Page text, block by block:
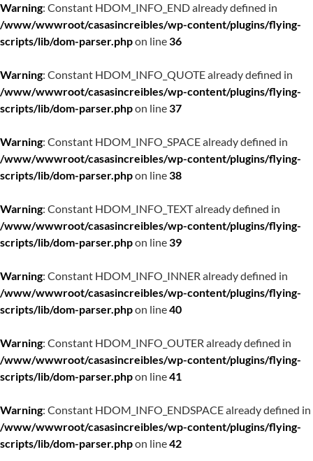
Warning: Constant HDOM_INFO_END already defined in
/www/wwwroot/casasincreibles/wp-content/plugins/flying-
scripts/lib/dom-parser.phpon line36
Warning: Constant HDOM_INFO_QUOTE already defined in
/www/wwwroot/casasincreibles/wp-content/plugins/flying-
scripts/lib/dom-parser.phpon line37
Warning: Constant HDOM_INFO_SPACE already defined in
/www/wwwroot/casasincreibles/wp-content/plugins/flying-
scripts/lib/dom-parser.phpon line38
Warning: Constant HDOM_INFO_TEXT already defined in
/www/wwwroot/casasincreibles/wp-content/plugins/flying-
scripts/lib/dom-parser.phpon line39
Warning: Constant HDOM_INFO_INNER already defined in
/www/wwwroot/casasincreibles/wp-content/plugins/flying-
scripts/lib/dom-parser.phpon line40
Warning: Constant HDOM_INFO_OUTER already defined in
/www/wwwroot/casasincreibles/wp-content/plugins/flying-
scripts/lib/dom-parser.phpon line41
Warning: Constant HDOM_INFO_ENDSPACE already defined in
/www/wwwroot/casasincreibles/wp-content/plugins/flying-
scripts/lib/dom-parser.phpon line42